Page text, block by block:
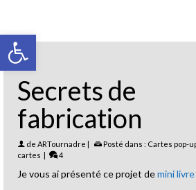
Ouvrir la barre d’outils
Secrets de
fabrication
de ARTournadre | Posté dans : Cartes pop-
cartes | 4
Je vous ai présenté ce projet demini